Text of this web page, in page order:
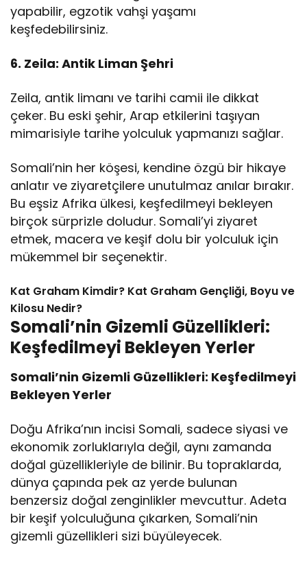
yapabilir, egzotik vahşi yaşamı
keşfedebilirsiniz.
6. Zeila: Antik Liman Şehri
Zeila, antik limanı ve tarihi camii ile dikkat
çeker. Bu eski şehir, Arap etkilerini taşıyan
mimarisiyle tarihe yolculuk yapmanızı sağlar.
Somali’nin her köşesi, kendine özgü bir hikaye
anlatır ve ziyaretçilere unutulmaz anılar bırakır.
Bu eşsiz Afrika ülkesi, keşfedilmeyi bekleyen
birçok sürprizle doludur. Somali’yi ziyaret
etmek, macera ve keşif dolu bir yolculuk için
mükemmel bir seçenektir.
Kat Graham Kimdir? Kat Graham Gençliği, Boyu ve
Kilosu Nedir?
Somali’nin Gizemli Güzellikleri:
Keşfedilmeyi Bekleyen Yerler
Somali’nin Gizemli Güzellikleri: Keşfedilmeyi
Bekleyen Yerler
Doğu Afrika’nın incisi Somali, sadece siyasi ve
ekonomik zorluklarıyla değil, aynı zamanda
doğal güzellikleriyle de bilinir. Bu topraklarda,
dünya çapında pek az yerde bulunan
benzersiz doğal zenginlikler mevcuttur. Adeta
bir keşif yolculuğuna çıkarken, Somali’nin
gizemli güzellikleri sizi büyüleyecek.